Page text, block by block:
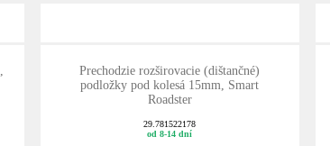
Prechodzie rozširovacie (dištančné)
podložky pod kolesá 15mm, Smart
Roadster
29.781522178
od 8-14 dní